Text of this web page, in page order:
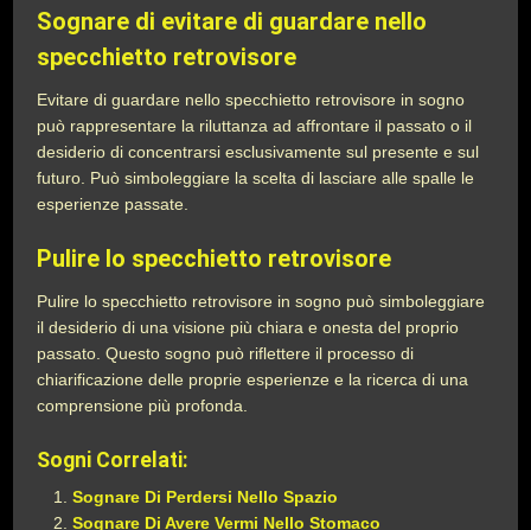
Sognare di evitare di guardare nello
specchietto retrovisore
Evitare di guardare nello specchietto retrovisore in sogno
può rappresentare la riluttanza ad affrontare il passato o il
desiderio di concentrarsi esclusivamente sul presente e sul
futuro. Può simboleggiare la scelta di lasciare alle spalle le
esperienze passate.
Pulire lo specchietto retrovisore
Pulire lo specchietto retrovisore in sogno può simboleggiare
il desiderio di una visione più chiara e onesta del proprio
passato. Questo sogno può riflettere il processo di
chiarificazione delle proprie esperienze e la ricerca di una
comprensione più profonda.
Sogni Correlati:
Sognare Di Perdersi Nello Spazio
Sognare Di Avere Vermi Nello Stomaco